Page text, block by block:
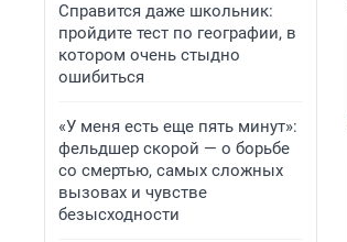
Справится даже школьник:
пройдите тест по географии, в
котором очень стыдно
ошибиться
«У меня есть еще пять минут»:
фельдшер скорой — о борьбе
со смертью, самых сложных
вызовах и чувстве
безысходности